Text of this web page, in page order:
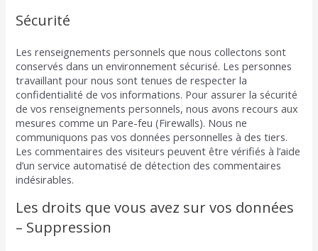
Sécurité
Les renseignements personnels que nous collectons sont
conservés dans un environnement sécurisé. Les personnes
travaillant pour nous sont tenues de respecter la
confidentialité de vos informations. Pour assurer la sécurité
de vos renseignements personnels, nous avons recours aux
mesures comme un Pare-feu (Firewalls). Nous ne
communiquons pas vos données personnelles à des tiers.
Les commentaires des visiteurs peuvent être vérifiés à l’aide
d’un service automatisé de détection des commentaires
indésirables.
Les droits que vous avez sur vos données
– Suppression